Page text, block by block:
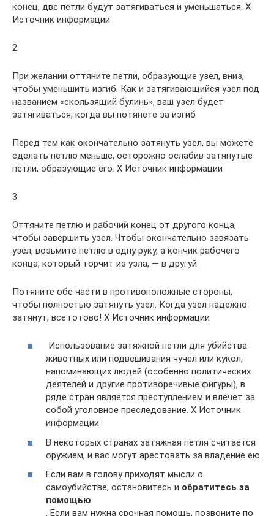
конец, две петли будут затягиваться и уменьшаться. X
Источник информации
2
При желании оттяните петли, образующие узел, вниз,
чтобы уменьшить изгиб. Как и затягивающийся узел под
названием «скользящий булинь», ваш узел будет
затягиваться, когда вы потянете за изгиб
Перед тем как окончательно затянуть узел, вы можете
сделать петлю меньше, осторожно ослабив затянутые
петли, образующие его. X Источник информации
3
Оттяните петлю и рабочий конец от другого конца,
чтобы завершить узел. Чтобы окончательно завязать
узел, возьмите петлю в одну руку, а кончик рабочего
конца, который торчит из узла, — в другуй
Потяните обе части в противоположные стороны,
чтобы полностью затянуть узел. Когда узел надежно
затянут, все готово! X Источник информации
Использование затяжной петли для убийства
животных или подвешивания чучел или кукол,
напоминающих людей (особенно политических
деятелей и другие противоречивые фигуры), в
ряде стран является преступлением и влечет за
собой уголовное преследование. X Источник
информации
В некоторых странах затяжная петля считается
оружием, и вас могут арестовать за владение ею.
Если вам в голову приходят мысли о
самоубийстве, остановитесь и обратитесь за
помощью
. Если вам нужна срочная помощь, позвоните по